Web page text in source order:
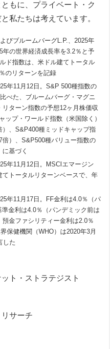
もに、プライベート・ク
私たちは考えています。
びブルームバーグL.P.、2025年
年の世界経済成長率を3.2％と予
ド指数は、米ドル建てトータル
のリターンを記録
年11月12日。S&P 500種指数の
べた、ブルームバーグ・マグニ
ターン指数の予想12ヶ月株価収
ップ・ワールド指数（米国除く）
、S&P400種ミッドキャップ指
）、S&P500種バリュー指数の
基づく
年11月12日。MSCIエマージン
トータルリターンベースで、年
年11月17日。FF金利は4.0％（パ
金利は4.0％（パンデミック前は
金ファシリティー金利は2.0％
保健機関（WHO）は2020年3月
した
ト・ストラテジスト
サーチ